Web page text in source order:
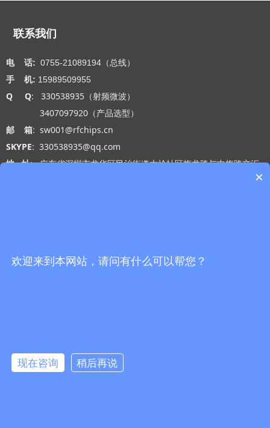
联系我们
电 话: 0755-21089194（总线）
手 机: 15989509955
Q Q: 330538935（射频微波）
3407097920（产品选型）
邮 箱: sw001@rfchips.cn
SKYPE: 330538935@qq.com
地 址: 广东省深圳市龙华区民治街道大岭社区梅龙路与中梅路交汇
联系我们
×
欢迎来到本网站，请问有什么可以帮您？
现在咨询 稍后再说